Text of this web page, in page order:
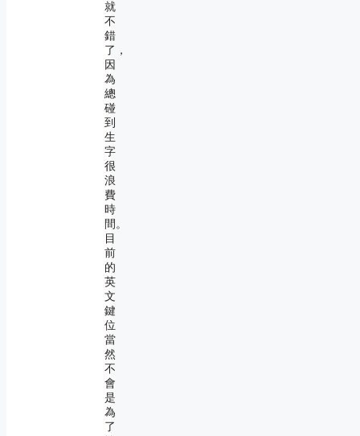
就
不
錯
了，
因
為
總
碰
到
生
字
很
浪
費
時
間。
目
前
的
英
文
鍵
位
當
然
不
會
是
為
了